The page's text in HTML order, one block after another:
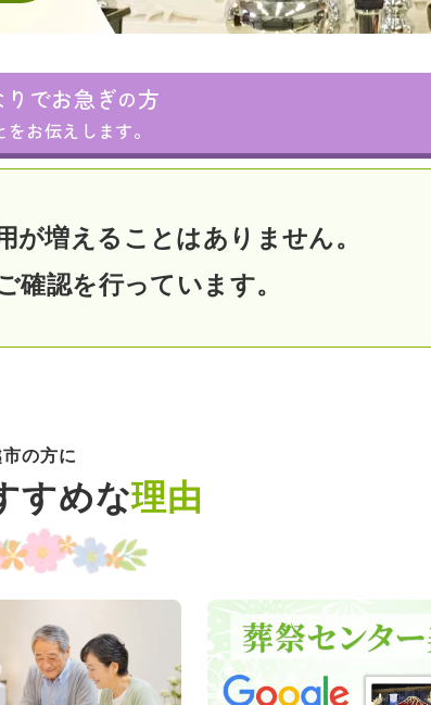
でお急ぎの方
お伝えします。
が増えることはありません。
確認を行っています。
市の方に
すめな理由